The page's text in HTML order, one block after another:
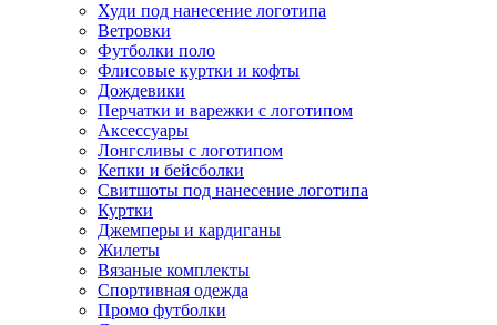
Худи под нанесение логотипа
Ветровки
Футболки поло
Флисовые куртки и кофты
Дождевики
Перчатки и варежки с логотипом
Аксессуары
Лонгсливы с логотипом
Кепки и бейсболки
Свитшоты под нанесение логотипа
Куртки
Джемперы и кардиганы
Жилеты
Вязаные комплекты
Спортивная одежда
Промо футболки